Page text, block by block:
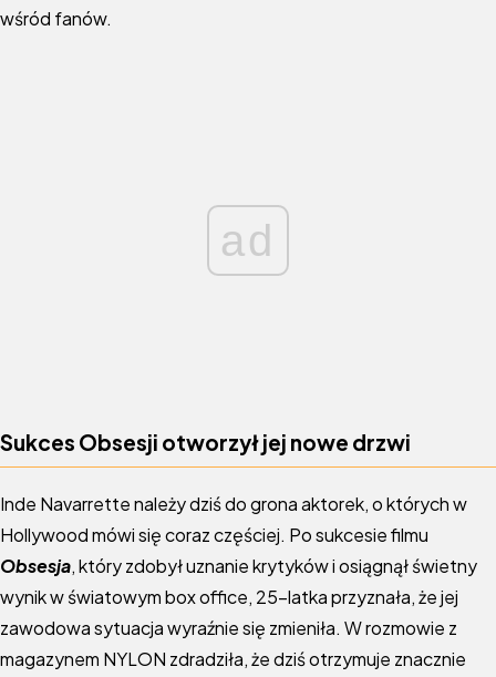
wśród fanów.
ad
Sukces Obsesji otworzył jej nowe drzwi
Inde Navarrette należy dziś do grona aktorek, o których w
Hollywood mówi się coraz częściej. Po sukcesie filmu
Obsesja, który zdobył uznanie krytyków i osiągnął świetny
wynik w światowym box office, 25-latka przyznała, że jej
zawodowa sytuacja wyraźnie się zmieniła. W rozmowie z
magazynem NYLON zdradziła, że dziś otrzymuje znacznie